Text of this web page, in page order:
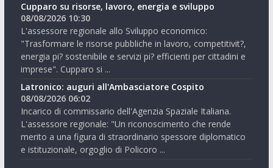
Cupparo su risorse, lavoro, energia e sviluppo
08/08/2026 10:30
L'assessore regionale allo Sviluppo economico:
"Trasformare le risorse pubbliche in lavoro, competitivit?,
energia pi? sostenibile e servizi pi? efficienti per cittadini e
imprese". Cupparo si ...
Latronico: auguri all'Ambasciatore Cospito
08/08/2026 06:02
Incarico di commissario dell'Agenzia Spaziale Italiana.
L'assessore regionale: "Un riconoscimento che rende
merito a una figura di straordinario spessore diplomatico
e istituzionale, orgoglio di Policoro ...